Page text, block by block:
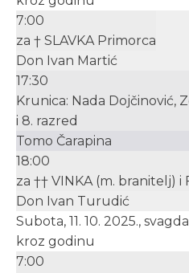
7:00
za † SLAVKA Primorca
Don Ivan Martić
17:30
Krunica: Nada Dojčinović,
i 8. razred
Tomo Čarapina
18:00
za †† VINKA (m. branitelj) i
Don Ivan Turudić
Subota, 11. 10. 2025.,
kroz godinu
7:00